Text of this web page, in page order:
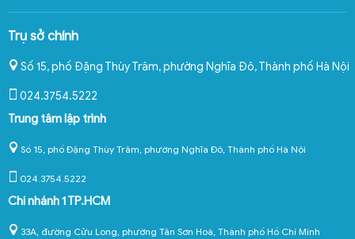
Trụ sở chính
Số 15, phố Đặng Thùy Trâm, phường Nghĩa Đô,Thành phố Hà Nội
024.3754.5222
Trung tâm lập trình
Số 15, phố Đặng Thùy Trâm, phường Nghĩa Đô, Thành phố Hà Nội
024.3754.5222
Chi nhánh 1 TP.HCM
33A, đường Cửu Long, phường Tân Sơn Hoà, Thành phố Hồ Chí Minh